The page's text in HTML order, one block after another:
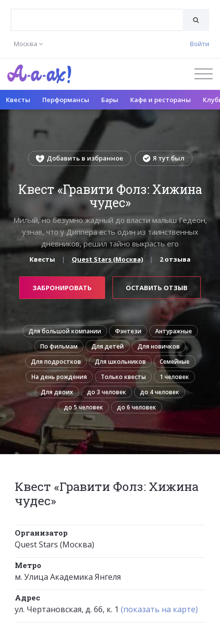
Москва Войти
Квесты Перформансы Бары Кафе и рестораны
Добавить в избранное Я тут был
Квест «Гравити Фолз: Хижина
чудес»
Милый, но безумно жадный до власти малыш Гедеон,
узнав, что у Диппера есть один из таинственных
дневников, решил тайно выкрасть его
Квесты Quest Stars (Москва) 2 отзыва
ЗАБРОНИРОВАТЬ ОСТАВИТЬ ОТЗЫВ
Для большой компании Фэнтези
Антуражные
По фильмам
Для детей
Для новичков
Для подростков
Для школьников
Семейные
На день рождения
Только квесты
1 человек
Для двоих
до 3 человек
до 4 человек
до 5 человек
до 6 человек
Квест «Гравити Фолз: Хижина
чудес»
Организатор
Quest Stars (Москва)
Метро
м. Улица Академика Янгеля
Адрес
ул. Чертановская, д. 66, к. 1 (показать на карте)